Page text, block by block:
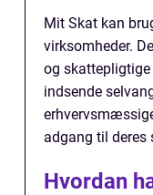
Mit Skat kan
virksomheder.
og skattepligtige
indsende
adgang til deres
Hvordan